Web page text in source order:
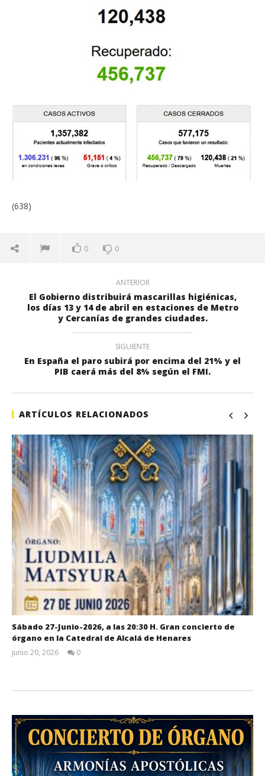
(638)
0 0
ANTERIOR
El Gobierno distribuirá mascarillas higiénicas,
los días 13 y 14 de abril en estaciones de Metro
y Cercanías de grandes ciudades.
SIGUIENTE
En España el paro subirá por encima del 21% y el
PIB caerá más del 8% según el FMI.
ARTÍCULOS RELACIONADOS
Sábado 27-Junio-2026, a las 20:30 H. Gran concierto de
órgano en la Catedral de Alcalá de Henares
junio 20, 2026
0